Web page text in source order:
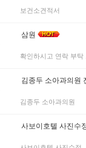
보건소견적서
삼원
확인하시고 연락 부탁
김종두 소아과의원
김종두 소아과의원
사보이호텔 사진수